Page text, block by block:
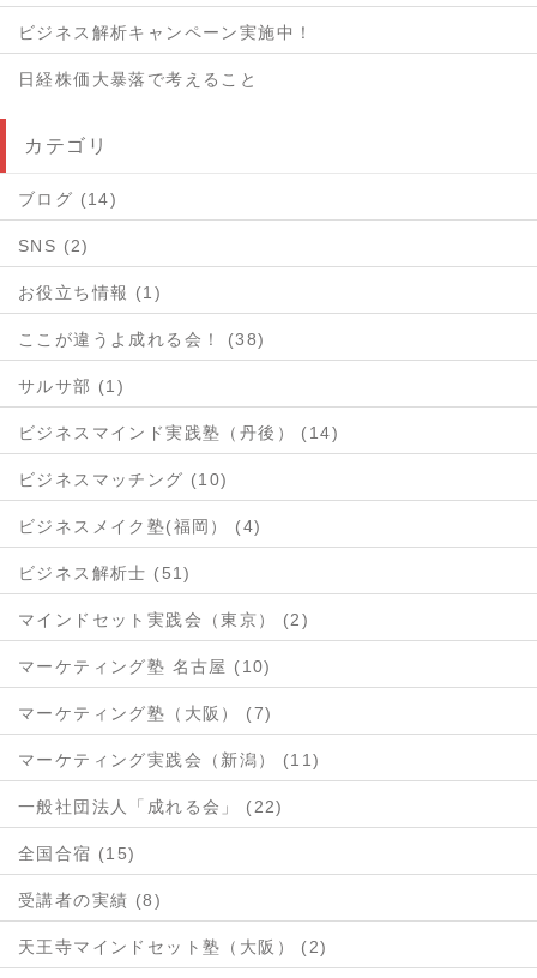
ビジネス解析キャンペーン実施中！
日経株価大暴落で考えること
カテゴリ
ブログ (14)
SNS (2)
お役立ち情報 (1)
ここが違うよ成れる会！ (38)
サルサ部 (1)
ビジネスマインド実践塾（丹後） (14)
ビジネスマッチング (10)
ビジネスメイク塾(福岡） (4)
ビジネス解析士 (51)
マインドセット実践会（東京） (2)
マーケティング塾 名古屋 (10)
マーケティング塾（大阪） (7)
マーケティング実践会（新潟） (11)
一般社団法人「成れる会」 (22)
全国合宿 (15)
受講者の実績 (8)
天王寺マインドセット塾（大阪） (2)